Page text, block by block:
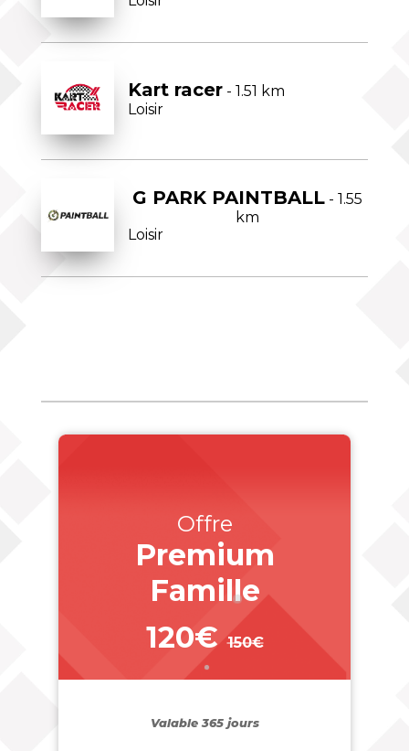
Kart racer- 1.51 km
Loisir
G PARK PAINTBALL - 1.55
km
Loisir
Offre
Premium
Famille
120€ 150€
_
Valable 365 jours